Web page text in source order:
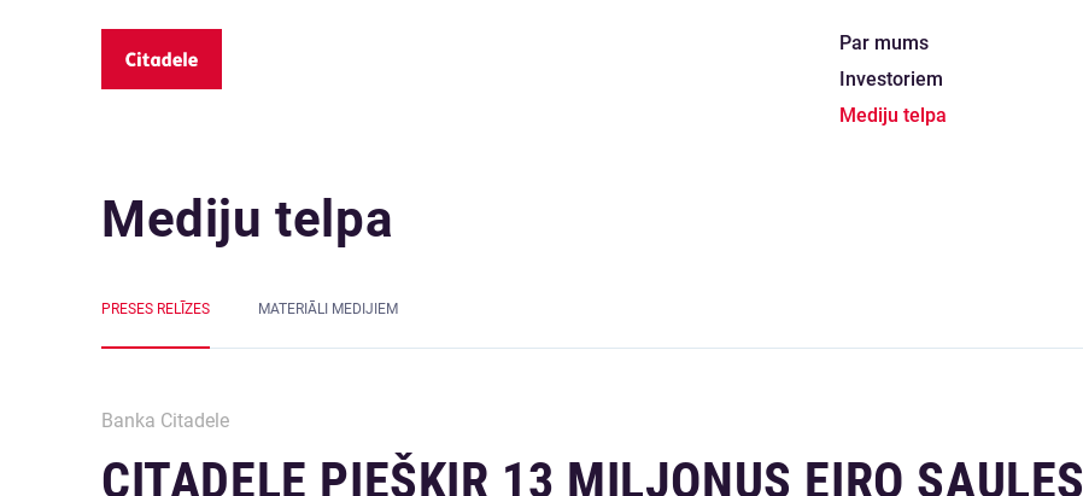
Par mums
Investoriem
Mediju telpa
Mediju telpa
PRESES RELĪZES MATERIĀLI MEDIJIEM
Banka Citadele
CITADELE PIEŠĶIR 13 MILJONUS EIRO SAULES